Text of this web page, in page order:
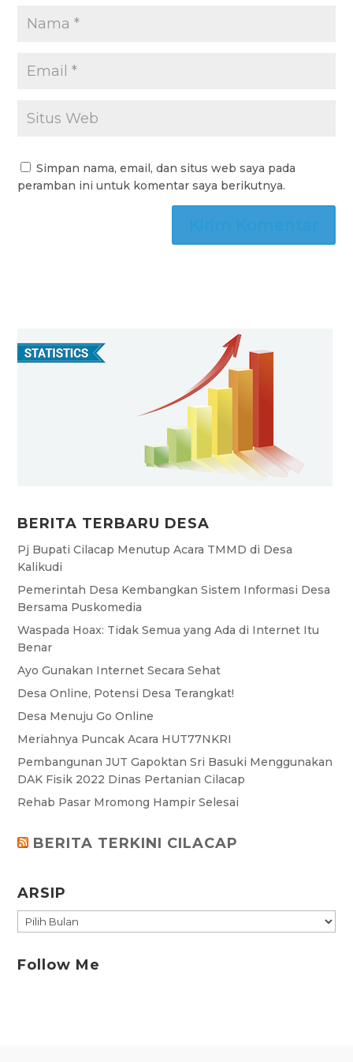
Simpan nama, email, dan situs web saya pada
peramban ini untuk komentar saya berikutnya.
BERITA TERBARU DESA
Pj Bupati Cilacap Menutup Acara TMMD di Desa
Kalikudi
Pemerintah Desa Kembangkan Sistem Informasi Desa
Bersama Puskomedia
Waspada Hoax: Tidak Semua yang Ada di Internet Itu
Benar
Ayo Gunakan Internet Secara Sehat
Desa Online, Potensi Desa Terangkat!
Desa Menuju Go Online
Meriahnya Puncak Acara HUT77NKRI
Pembangunan JUT Gapoktan Sri Basuki Menggunakan
DAK Fisik 2022 Dinas Pertanian Cilacap
Rehab Pasar Mromong Hampir Selesai
BERITA TERKINI CILACAP
ARSIP
ARSIP
Follow Me